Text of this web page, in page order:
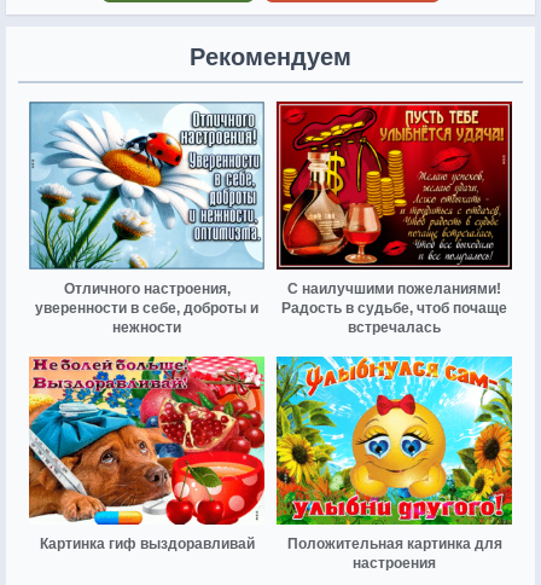
Рекомендуем
Отличного настроения,
уверенности в себе, доброты и
нежности
С наилучшими пожеланиями!
Радость в судьбе, чтоб почаще
встречалась
Картинка гиф выздоравливай
Положительная картинка для
настроения